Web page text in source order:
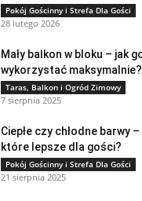
Pokój Gościnny i Strefa Dla Gości
28 lutego 2026
Mały balkon w bloku – jak
wykorzystać maksymalnie?
Taras, Balkon i Ogród Zimowy
7 sierpnia 2025
Ciepłe czy chłodne barwy –
które lepsze dla gości?
Pokój Gościnny i Strefa Dla Gości
21 sierpnia 2025